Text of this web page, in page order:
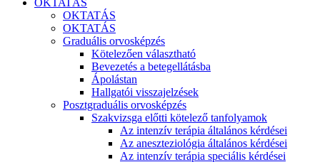
OKTATÁS
OKTATÁS
OKTATÁS
Graduális orvosképzés
Kötelezően választható
Bevezetés a betegellátásba
Ápolástan
Hallgatói visszajelzések
Posztgraduális orvosképzés
Szakvizsga előtti kötelező tanfolyamok
Az intenzív terápia általános kérdései
Az aneszteziológia általános kérdései
Az intenzív terápia speciális kérdései